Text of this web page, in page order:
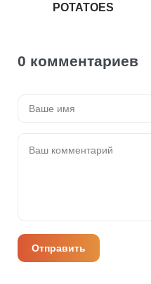
POTATOES
0 комментариев
Отправить